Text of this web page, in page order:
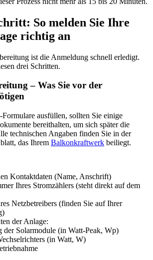
So melden Sie Ihre
richtig an
ist die Anmeldung schnell erledigt.
drei Schritten.
– Was Sie vor der
ausfüllen, sollten Sie einige
bereithalten, um sich später die
technischen Angaben finden Sie in der
das Ihrem Balkonkraftwerk beiliegt.
Kontaktdaten (Name, Anschrift)
Ihres Stromzählers (steht direkt auf dem
Netzbetreibers (finden Sie auf Ihrer
der Anlage:
der Solarmodule (in Watt-Peak, Wp)
(in Watt, W)